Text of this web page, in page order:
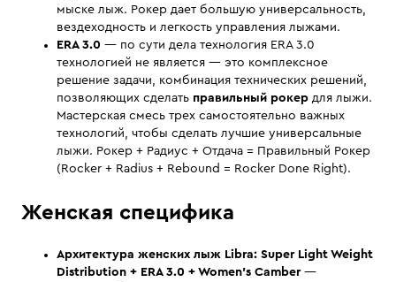
мыске лыж. Рокер дает большую универсальность,
вездеходность и легкость управления лыжами.
ERA 3.0 — по сути дела технология ERA 3.0
технологией не является — это комплексное
решение задачи, комбинация технических решений,
позволяющих сделать правильный рокер для лыжи.
Мастерская смесь трех самостоятельно важных
технологий, чтобы сделать лучшие универсальные
лыжи. Рокер + Радиус + Отдача = Правильный Рокер
(Rocker + Radius + Rebound = Rocker Done Right).
Женская специфика
Архитектура женских лыж Libra: Super Light Weight
Distribution + ERA 3.0 + Women's Camber—